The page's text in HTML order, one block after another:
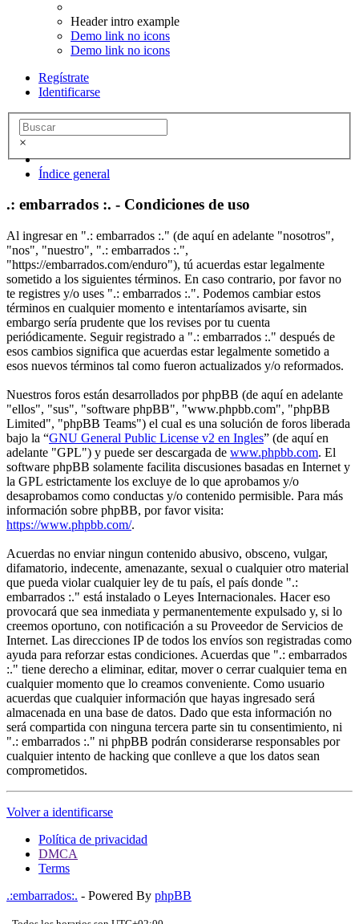
Header intro example
Demo link no icons
Demo link no icons
Regístrate
Identificarse
×
Índice general
.: embarrados :. - Condiciones de uso
Al ingresar en ".: embarrados :." (de aquí en adelante "nosotros",
"nos", "nuestro", ".: embarrados :.",
"https://embarrados.com/enduro"), tú acuerdas estar legalmente
sometido a los siguientes términos. En caso contrario, por favor no
te registres y/o uses ".: embarrados :.". Podemos cambiar estos
términos en cualquier momento e intentaríamos avisarte, sin
embargo sería prudente que los revises por tu cuenta
periódicamente. Seguir registrado a ".: embarrados :." después de
esos cambios significa que acuerdas estar legalmente sometido a
esos nuevos términos tal como fueron actualizados y/o reformados.
Nuestros foros están desarrollados por phpBB (de aquí en adelante
"ellos", "sus", "software phpBB", "www.phpbb.com", "phpBB
Limited", "phpBB Teams") el cual es una solución de foros liberada
bajo la “GNU General Public License v2 en Ingles” (de aquí en
adelante "GPL") y puede ser descargada de www.phpbb.com. El
software phpBB solamente facilita discusiones basadas en Internet y
la GPL estrictamente los excluye de lo que aprobamos y/o
desaprobamos como conductas y/o contenido permisible. Para más
información sobre phpBB, por favor visita:
https://www.phpbb.com/.
Acuerdas no enviar ningun contenido abusivo, obsceno, vulgar,
difamatorio, indecente, amenazante, sexual o cualquier otro material
que pueda violar cualquier ley de tu país, el país donde ".:
embarrados :." está instalado o Leyes Internacionales. Hacer eso
provocará que sea inmediata y permanentemente expulsado y, si lo
creemos oportuno, con notificación a su Proveedor de Servicios de
Internet. Las direcciones IP de todos los envíos son registradas como
ayuda para reforzar estas condiciones. Acuerdas que ".: embarrados
:." tiene derecho a eliminar, editar, mover o cerrar cualquier tema en
cualquier momento que lo creamos conveniente. Como usuario
acuerdas que cualquier información que hayas ingresado será
almacenada en una base de datos. Dado que esta información no
será compartida con ninguna tercera parte sin tu consentimiento, ni
".: embarrados :." ni phpBB podrán considerarse responsables por
cualquier intento de hacking que conlleve a que los datos sean
comprometidos.
Volver a identificarse
Política de privacidad
DMCA
Terms
.:embarrados:. - Powered By phpBB